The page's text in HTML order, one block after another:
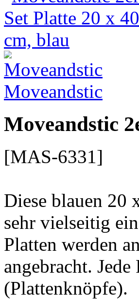
Moveandstic
Moveandstic
[MAS-6331]
Diese blauen 20
sehr vielseitig
Platten werden
angebracht.
(Plattenknöpfe).